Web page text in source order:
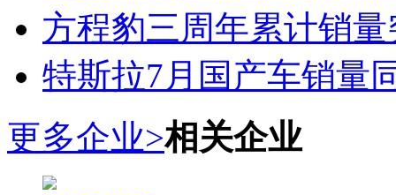
方程豹三周年累计销
特斯拉7月国产车销量
更多企业>相关企业